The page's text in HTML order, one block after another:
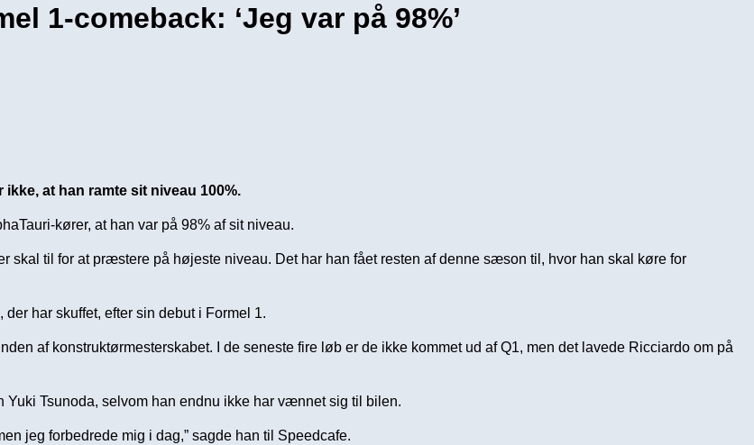
1-comeback: ‘Jeg var på 98%’
at han ramte sit niveau 100%.
kører, at han var på 98% af sit niveau.
skal til for at præstere på højeste niveau. Det har han fået resten af denne sæson til, hvor han skal køre for
har skuffet, efter sin debut i Formel 1.
af konstruktørmesterskabet. I de seneste fire løb er de ikke kommet ud af Q1, men det lavede Ricciardo om på
Tsunoda, selvom han endnu ikke har vænnet sig til bilen.
jeg forbedrede mig i dag,” sagde han til Speedcafe.